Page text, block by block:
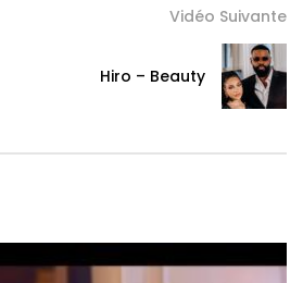
Vidéo Suivante
Hiro – Beauty